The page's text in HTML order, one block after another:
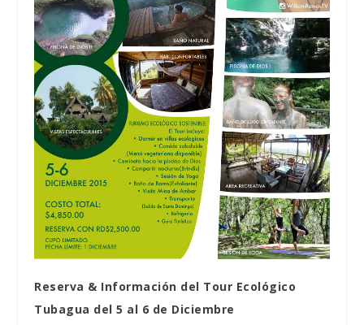
Reserva & Información del Tour Ecológico
Tubagua del 5 al 6 de Diciembre